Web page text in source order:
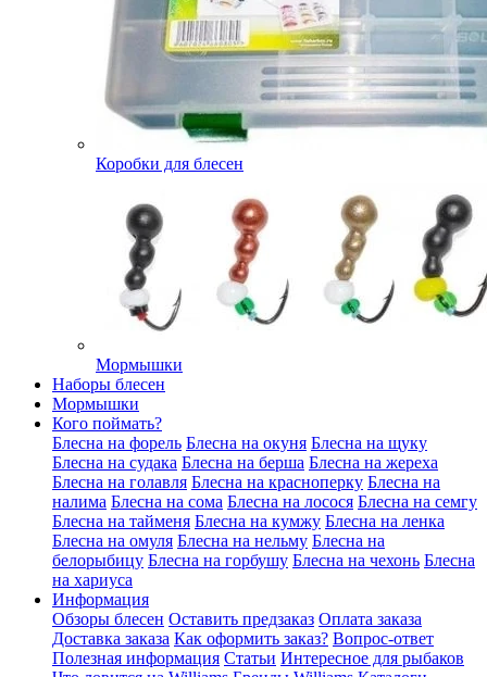
Коробки для блесен
Мормышки
Наборы блесен
Мормышки
Кого поймать?
Блесна на форель Блесна на окуня Блесна на щуку
Блесна на судака Блесна на берша Блесна на жереха
Блесна на голавля Блесна на красноперку Блесна на
налима Блесна на сома Блесна на лосося Блесна на семгу
Блесна на тайменя Блесна на кумжу Блесна на ленка
Блесна на омуля Блесна на нельму Блесна на
белорыбицу Блесна на горбушу Блесна на чехонь Блесна
на хариуса
Информация
Обзоры блесен Оставить предзаказ Оплата заказа
Доставка заказа Как оформить заказ? Вопрос-ответ
Полезная информация Статьи Интересное для рыбаков